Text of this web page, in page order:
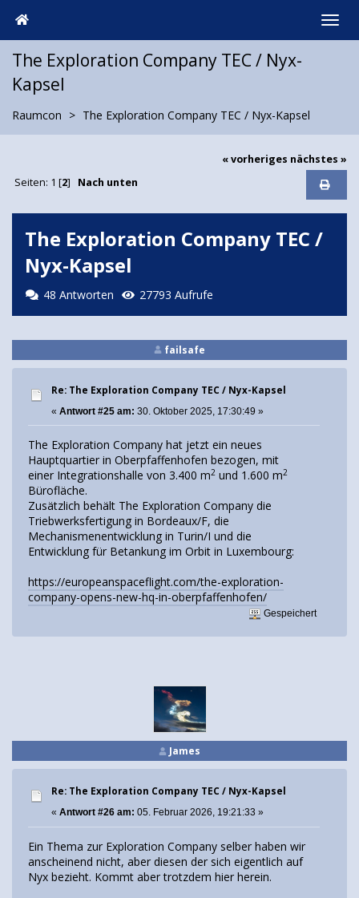
The Exploration Company TEC / Nyx-
Kapsel
Raumcon The Exploration Company TEC / Nyx-Kapsel
« vorheriges nächstes »
Seiten: 1 [2] Nach unten
The Exploration Company TEC /
Nyx-Kapsel
48 Antworten 27793 Aufrufe
failsafe
Re: The Exploration Company TEC / Nyx-Kapsel
« Antwort #25 am: 30. Oktober 2025, 17:30:49 »
The Exploration Company hat jetzt ein neues
Hauptquartier in Oberpfaffenhofen bezogen, mit
einer Integrationshalle von 3.400 m2 und 1.600 m2
Bürofläche.
Zusätzlich behält The Exploration Company die
Triebwerksfertigung in Bordeaux/F, die
Mechanismenentwicklung in Turin/I und die
Entwicklung für Betankung im Orbit in Luxembourg:
https://europeanspaceflight.com/the-exploration-
company-opens-new-hq-in-oberpfaffenhofen/
Gespeichert
James
Re: The Exploration Company TEC / Nyx-Kapsel
« Antwort #26 am: 05. Februar 2026, 19:21:33 »
Ein Thema zur Exploration Company selber haben wir
anscheinend nicht, aber diesen der sich eigentlich auf
Nyx bezieht. Kommt aber trotzdem hier herein.